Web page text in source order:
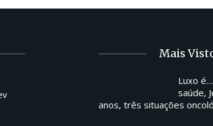
Mais
Luxo
saúde,
anos, três situações